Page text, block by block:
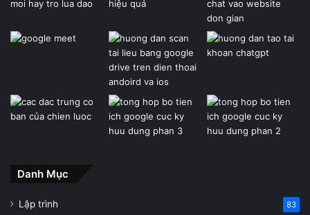
Danh Mục
Lập trình 83